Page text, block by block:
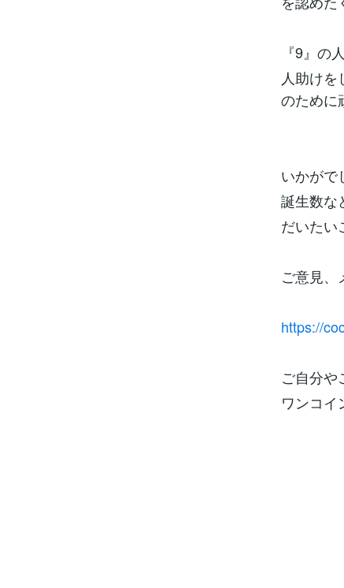
『9』の人
人助け
のために
いかがで
誕生数な
だいたい
ご意見、
https://
ご自分や
ワンコ